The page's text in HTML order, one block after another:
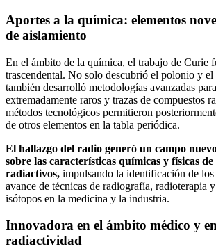
Aportes a la química: elementos
de aislamiento
En el ámbito de la química, el trabajo de Curie
trascendental. No solo descubrió el polonio y
también desarrolló metodologías avanzadas
extremadamente raros y trazas de compuestos
métodos tecnológicos permitieron
de otros elementos en la tabla periódica.
El hallazgo del radio generó un campo
sobre las características químicas y físicas de
radiactivos, impulsando la identificación de
avance de técnicas de radiografía, radioterapia
isótopos en la medicina y la industria.
Innovadora en el ámbito médico y
radiactividad